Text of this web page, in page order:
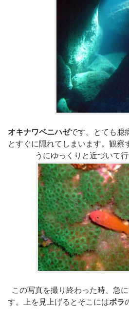
オキナワベニハゼです。とても臆
とすぐに隠れてしまいます。観察
うにゆっくりと近づいて行
この写真を撮り終わった時、急
す。上を見上げるとそこにはボラ